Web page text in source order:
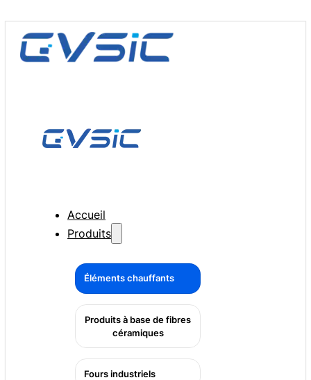
Accueil
Produits
Éléments chauffants
Produits à base de fibres
céramiques
Fours industriels